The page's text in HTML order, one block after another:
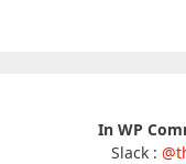
In WP
Slack :